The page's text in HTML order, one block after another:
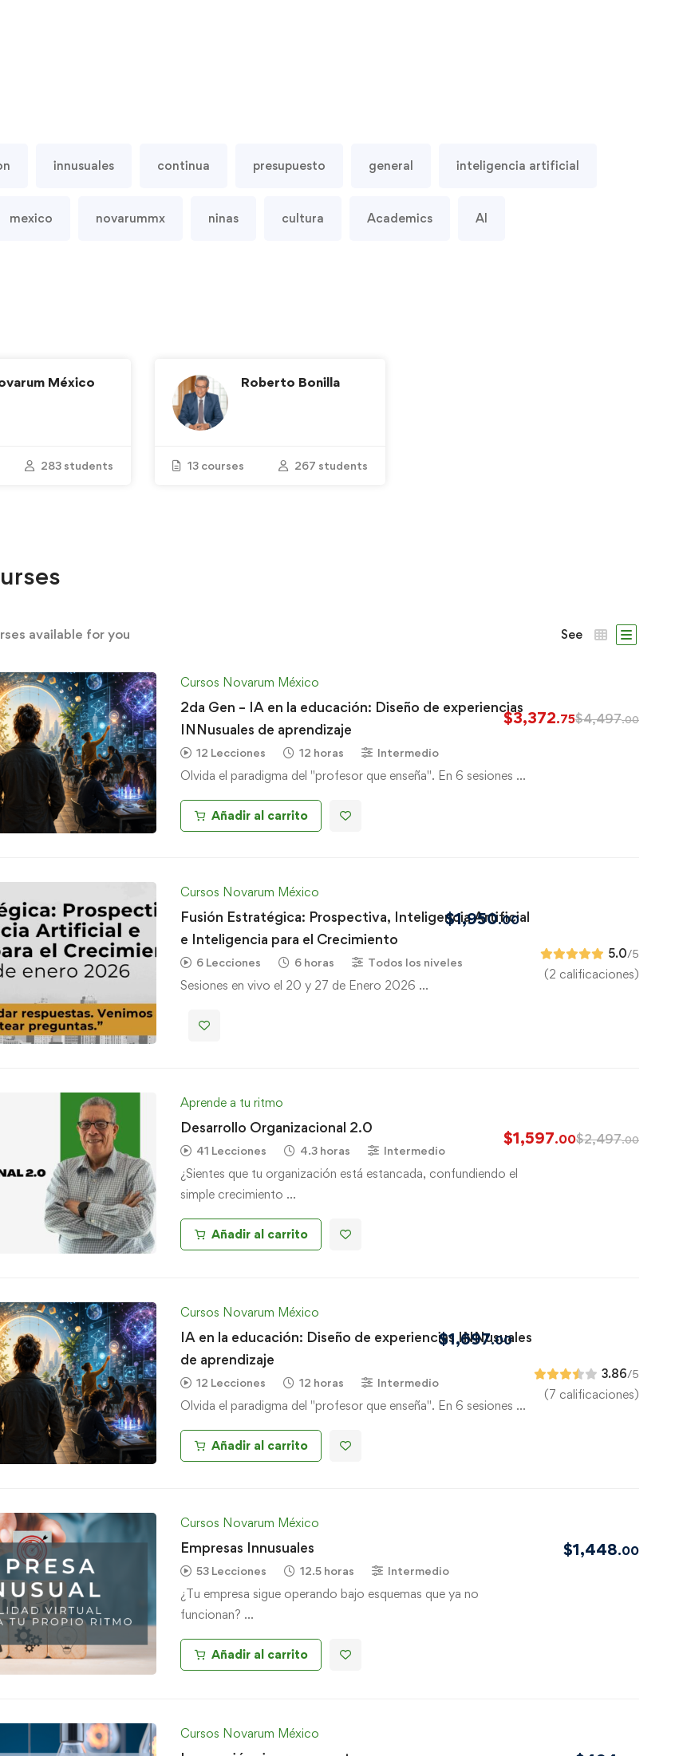
innusuales continua presupuesto general inteligencia artificial
mexico novarummx ninas cultura Academics AI
México
283 students
Roberto Bonilla
13 courses 267 students
available for you See
Cursos Novarum México
2da Gen – IA en la educación: Diseño de experiencias
INNusuales de aprendizaje
12 Lecciones 12 horas Intermedio
Olvida el paradigma del "profesor que enseña". En 6 sesiones …
$3,372.75$4,497.00
Añadir al carrito
Cursos Novarum México
Fusión Estratégica: Prospectiva, Inteligencia Artificial
e Inteligencia para el Crecimiento
6 Lecciones 6 horas Todos los niveles
Sesiones en vivo el 20 y 27 de Enero 2026 …
$1,950.00
5.0/5
(2 calificaciones)
Aprende a tu ritmo
Desarrollo Organizacional 2.0
41 Lecciones 4.3 horas Intermedio
¿Sientes que tu organización está estancada, confundiendo el
simple crecimiento …
$1,597.00$2,497.00
Añadir al carrito
Cursos Novarum México
IA en la educación: Diseño de experiencias INNusuales
de aprendizaje
12 Lecciones 12 horas Intermedio
Olvida el paradigma del "profesor que enseña". En 6 sesiones …
$1,697.00
3.86/5
(7 calificaciones)
Añadir al carrito
Cursos Novarum México
Empresas Innusuales
53 Lecciones 12.5 horas Intermedio
¿Tu empresa sigue operando bajo esquemas que ya no
funcionan? …
$1,448.00
Añadir al carrito
Cursos Novarum México